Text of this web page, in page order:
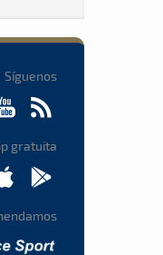
Síguenos
gratuita